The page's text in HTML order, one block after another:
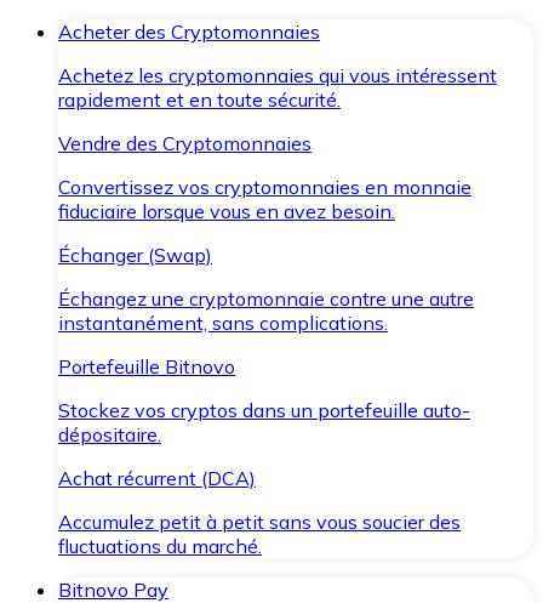
Acheter des Cryptomonnaies
Achetez les cryptomonnaies qui vous intéressent
rapidement et en toute sécurité.
Vendre des Cryptomonnaies
Convertissez vos cryptomonnaies en monnaie
fiduciaire lorsque vous en avez besoin.
Échanger (Swap)
Échangez une cryptomonnaie contre une autre
instantanément, sans complications.
Portefeuille Bitnovo
Stockez vos cryptos dans un portefeuille auto-
dépositaire.
Achat récurrent (DCA)
Accumulez petit à petit sans vous soucier des
fluctuations du marché.
Bitnovo Pay